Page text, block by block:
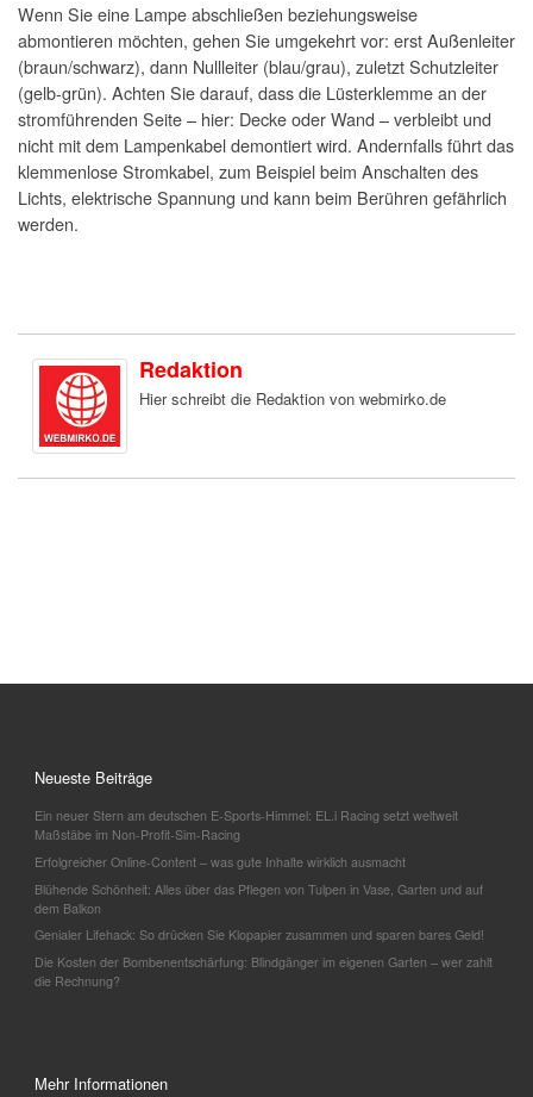
Wenn Sie eine Lampe abschließen beziehungsweise
abmontieren möchten, gehen Sie umgekehrt vor: erst Außenleiter
(braun/schwarz), dann Nullleiter (blau/grau), zuletzt Schutzleiter
(gelb-grün). Achten Sie darauf, dass die Lüsterklemme an der
stromführenden Seite – hier: Decke oder Wand – verbleibt und
nicht mit dem Lampenkabel demontiert wird. Andernfalls führt das
klemmenlose Stromkabel, zum Beispiel beim Anschalten des
Lichts, elektrische Spannung und kann beim Berühren gefährlich
werden.
Redaktion
Hier schreibt die Redaktion von webmirko.de
Neueste Beiträge
Ein neuer Stern am deutschen E-Sports-Himmel: EL.i Racing setzt weltweit
Maßstäbe im Non-Profit-Sim-Racing
Erfolgreicher Online-Content – was gute Inhalte wirklich ausmacht
Blühende Schönheit: Alles über das Pflegen von Tulpen in Vase, Garten und auf
dem Balkon
Genialer Lifehack: So drücken Sie Klopapier zusammen und sparen bares Geld!
Die Kosten der Bombenentschärfung: Blindgänger im eigenen Garten – wer zahlt
die Rechnung?
Mehr Informationen